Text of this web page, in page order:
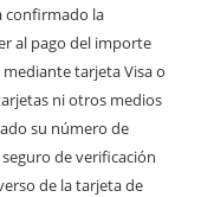
confirmado la
al pago del importe
tarjeta Visa o
ni otros medios
su número de
de verificación
de la tarjeta de